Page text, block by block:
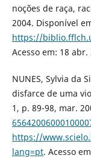
noções de raça,
2004. Disponível
https://
Acesso em: 18 abr.
NUNES, Sylvia da
disfarce de uma
1, p. 89-98, mar.
https://
lang=pt. Acesso